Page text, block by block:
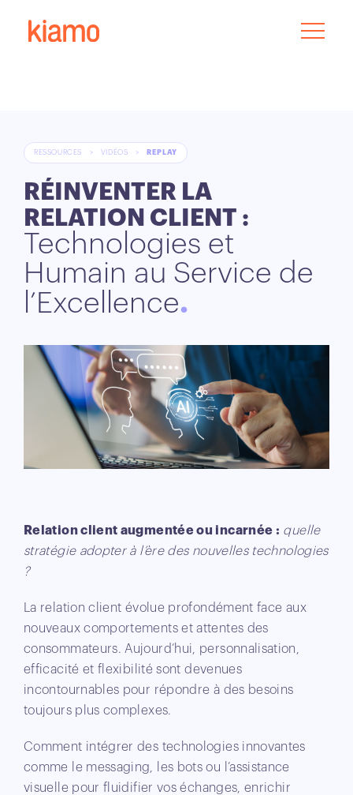
RESSOURCES > VIDÉOS > REPLAY
RÉINVENTER LA
RELATION CLIENT :
Technologies et
Humain au Service de
l’Excellence
Relation client augmentée ou incarnée : quelle
stratégie adopter à l’ère des nouvelles technologies
?
La relation client évolue profondément face aux
nouveaux comportements et attentes des
consommateurs. Aujourd’hui, personnalisation,
efficacité et flexibilité sont devenues
incontournables pour répondre à des besoins
toujours plus complexes.
Comment intégrer des technologies innovantes
comme le messaging, les bots ou l’assistance
visuelle pour fluidifier vos échanges, enrichir